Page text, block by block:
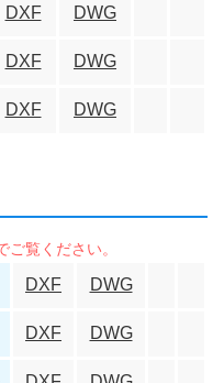
DXF DWG
DXF DWG
DXF DWG
DXF DWG
DXF DWG